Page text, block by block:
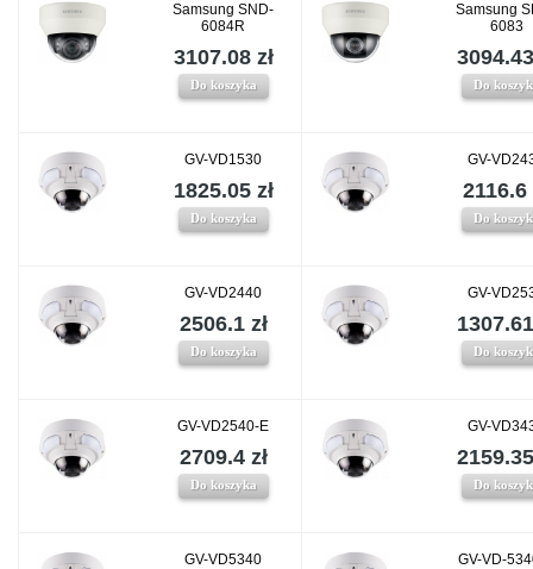
Samsung SND-
6084R
3107.08 zł
Do koszyka
Samsung
6083
Do
GV-VD1530
1825.05 zł
Do koszyka
GV-
2116.6
Do
GV-VD2440
2506.1 zł
Do koszyka
GV-
Do
GV-VD2540-E
2709.4 zł
Do koszyka
GV-
Do
GV-VD5340 GV-VD-